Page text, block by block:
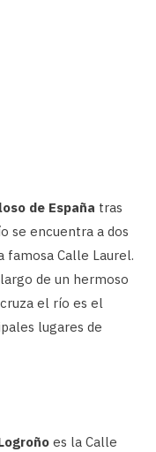
de España tras
se encuentra a dos
famosa Calle Laurel.
de un hermoso
el río es el
lugares de
es la Calle